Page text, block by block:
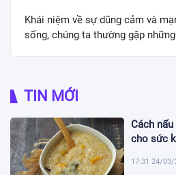
Khái niệm về sự dũng cảm và
sống, chúng ta thường gặp
TIN MỚI
Cách
cho sức
17:31 24/03/